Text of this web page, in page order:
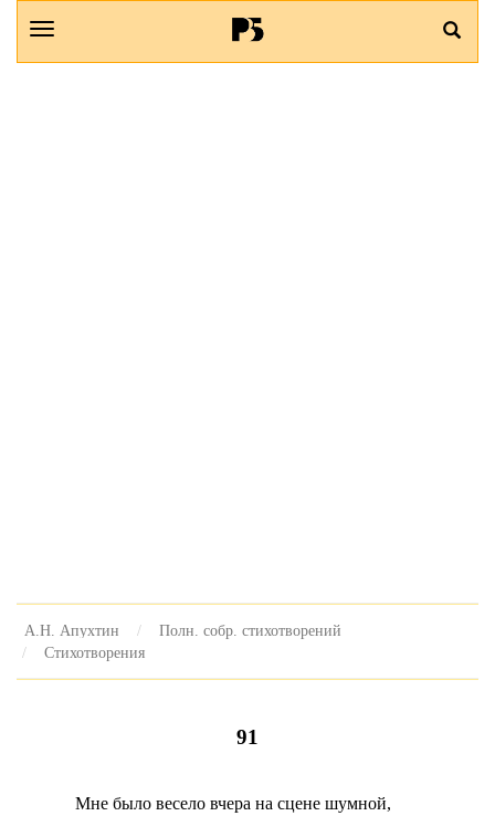
А.Н. Апухтин
Полн. собр. стихотворений
Стихотворения
91
Мне было весело вчера на сцене шумной,